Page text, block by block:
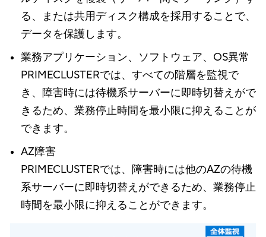
る、または共用ディスク構成を採用することで、
データを保護します。
業務アプリケーション、ソフトウェア、OS異常
PRIMECLUSTERでは、すべての階層を監視で
き、障害時には待機系サーバーに即時切替えがで
きるため、業務停止時間を最小限に抑えることが
できます。
AZ障害
PRIMECLUSTERでは、障害時には他のAZの待機
系サーバーに即時切替えができるため、業務停止
時間を最小限に抑えることができます。